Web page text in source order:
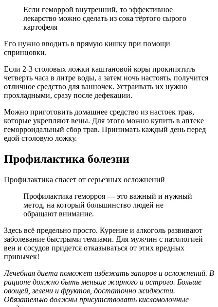
Если геморрой внутренний, то эффективное
лекарство можно сделать из сока тёртого сырого
картофеля
Его нужно вводить в прямую кишку при помощи
спринцовки.
Если 2-3 столовых ложки каштановой коры прокипятить
четверть часа в литре воды, а затем ночь настоять, получится
отличное средство для ванночек. Устраивать их нужно
прохладными, сразу после дефекации.
Можно приготовить домашнее средство из настоек трав,
которые укрепляют вены. Для этого можно купить в аптеке
геморроидальный сбор трав. Принимать каждый день перед
едой столовую ложку.
Профилактика болезни
Профилактика спасет от серьезных осложнений
Профилактика геморроя — это важный и нужный
метод, на который большинство людей не
обращают внимание.
Здесь всё предельно просто. Курение и алкоголь развивают
заболевание быстрыми темпами. Для мужчин с патологией
вен и сосудов придется отказываться от этих вредных
привычек!
Лечебная диета поможет избежать запоров и осложнений. В
рационе должно быть меньше жирного и острого. Больше
овощей, зелени и фруктов, достаточно жидкости.
Обязательно должны присутствовать кисломолочные